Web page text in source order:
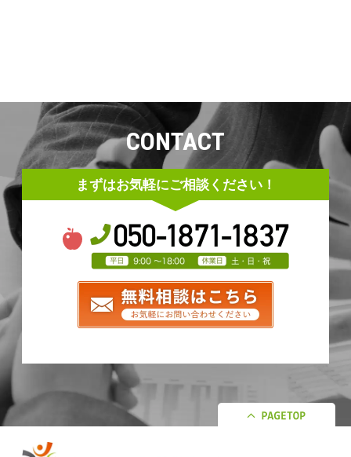
CONTACT
まずはお気軽にご相談ください！